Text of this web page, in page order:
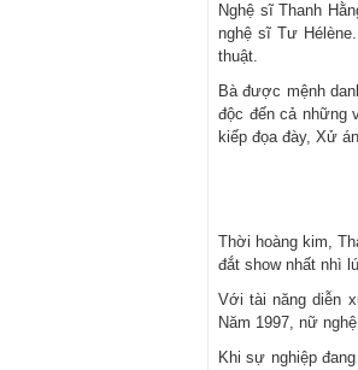
Nghệ sĩ Thanh
nghệ sĩ Tư
thuật.
Bà được mệnh
độc đến cả những
kiếp đọa đày, Xử
Thời hoàng kim,
đắt show nhất nhì
Với tài năng diễn
Năm 1997, nữ
Khi sự nghiệp